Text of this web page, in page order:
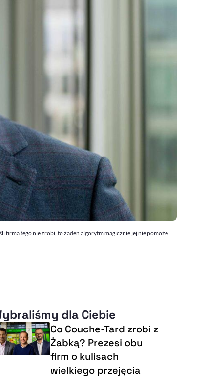
firma tego nie zrobi, to żaden algorytm magicznie jej nie pomoże
dla Ciebie
Co Couche-Tard zrobi z
Żabką? Prezesi obu
firm o kulisach
wielkiego przejęcia